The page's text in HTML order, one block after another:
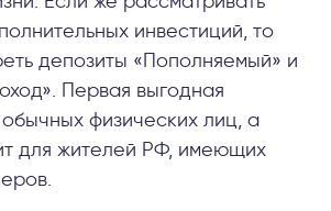
инвестиций, то
депозиты «Пополняемый» и
Первая выгодная
физических лиц, а
для жителей РФ, имеющих